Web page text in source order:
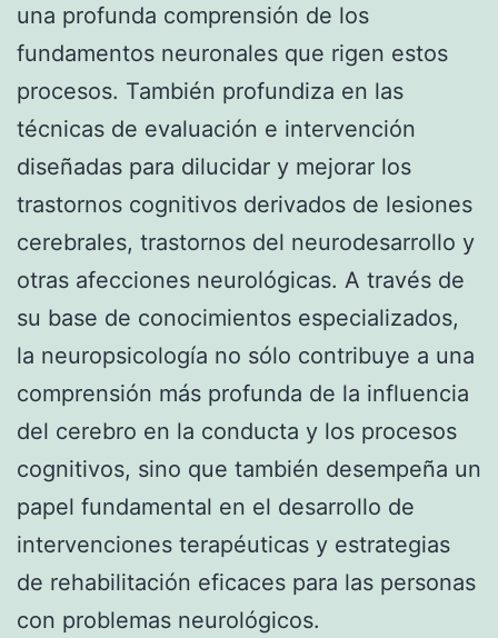
una profunda comprensión de los
fundamentos neuronales que rigen estos
procesos. También profundiza en las
técnicas de evaluación e intervención
diseñadas para dilucidar y mejorar los
trastornos cognitivos derivados de lesiones
cerebrales, trastornos del neurodesarrollo y
otras afecciones neurológicas. A través de
su base de conocimientos especializados,
la neuropsicología no sólo contribuye a una
comprensión más profunda de la influencia
del cerebro en la conducta y los procesos
cognitivos, sino que también desempeña un
papel fundamental en el desarrollo de
intervenciones terapéuticas y estrategias
de rehabilitación eficaces para las personas
con problemas neurológicos.